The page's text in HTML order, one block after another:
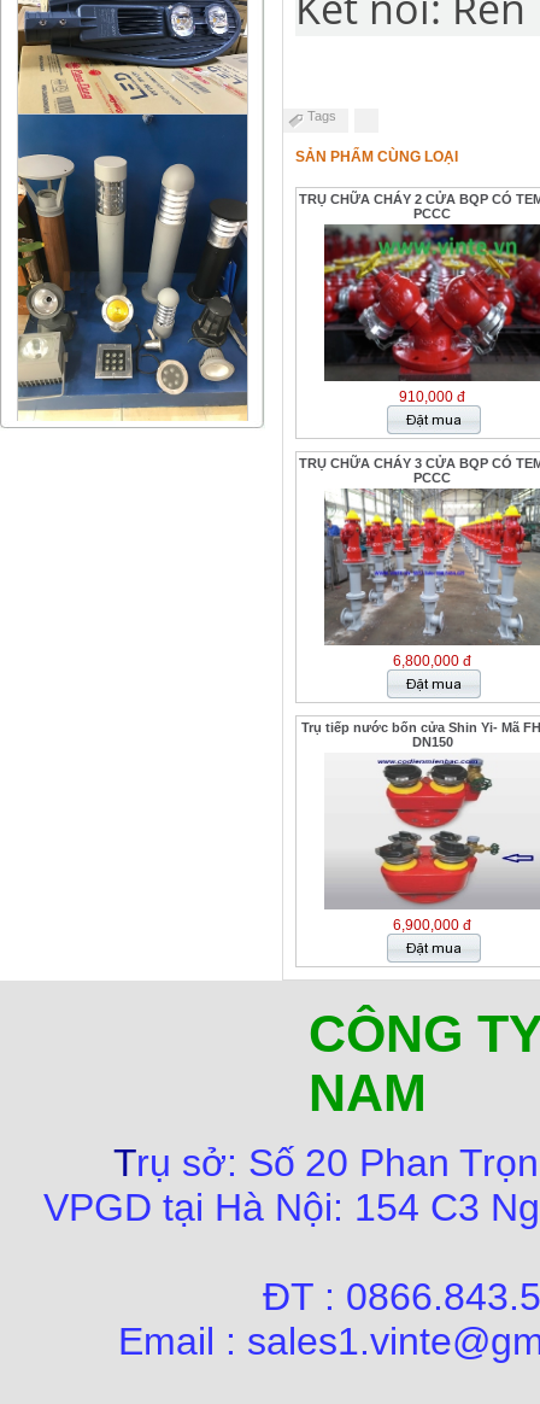
Tags
SẢN PHẨM CÙNG LOẠI
TRỤ CHỮA CHÁY 2 CỬA BQP CÓ
PCCC
910,000 đ
TRỤ CHỮA CHÁY 3 CỬA BQP CÓ
PCCC
6,800,000 đ
Trụ tiếp nước bốn cửa Shin Yi- Mã
DN150
6,900,000 đ
CÔNG
NAM
Trụ sở: Số 20 Phan
VPGD tại Hà Nội: 154 C3
ĐT :
Email :